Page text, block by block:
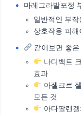
마레그라발포정
일반적인 부작
상호작용 피
같이보면 좋
나디백트
효과
아젤크르
모든 것
아다팔렌